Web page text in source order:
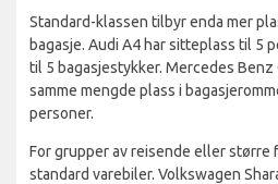
Standard-klassen tilbyr enda mer
bagasje. Audi A4 har sitteplass til 5
til 5 bagasjestykker. Mercedes
samme mengde plass i
personer.
For grupper av reisende eller større
standard varebiler. Volkswagen